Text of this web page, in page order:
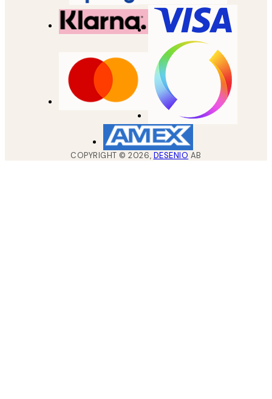
COPYRIGHT ©2026, DESENIO AB